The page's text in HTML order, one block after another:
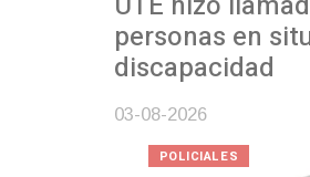
personas en situación
discapacidad
03-08-2026